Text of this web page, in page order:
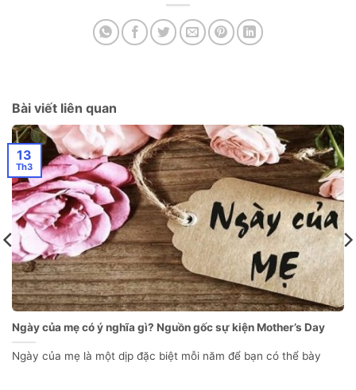
Bài viết liên quan
Ngày của mẹ có ý nghĩa gì? Nguồn gốc sự kiện Mother’s Day
Ngày của mẹ là một dịp đặc biệt mỗi năm để bạn có thể bày
13
Th3